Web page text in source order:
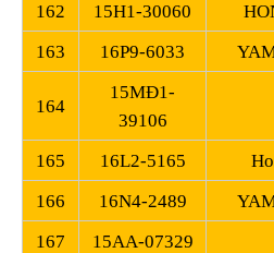
162
15H1-30060
163
16P9-6033
164
15MĐ1-
39106
165 16L2-5165
166
16N4-2489
167
15AA-07329